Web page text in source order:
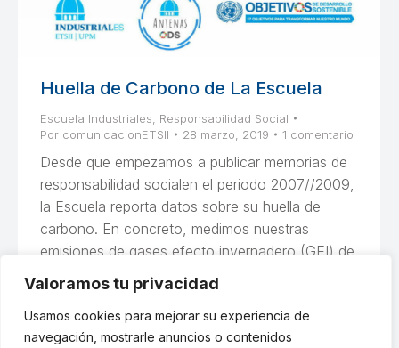
Valoramos tu privacidad
Usamos cookies para mejorar su experiencia de
navegación, mostrarle anuncios o contenidos
Huella de Carbono de La Escuela
Escuela Industriales
Responsabilidad Social
Por comunicacionETSII 28 marzo, 2019 1 comentario
Desde que empezamos a publicar memorias de
responsabilidad socialen el periodo 2007//2009,
la Escuela reporta datos sobre su huella de
carbono. En concreto, medimos nuestras
emisiones de gases efecto invernadero (GEI) de
alcance 1 y 2. En el alcance 1, tenemos en
cuenta sólo las emisiones directas de la Escuela,
es decir, aquellas que generamos in situy…